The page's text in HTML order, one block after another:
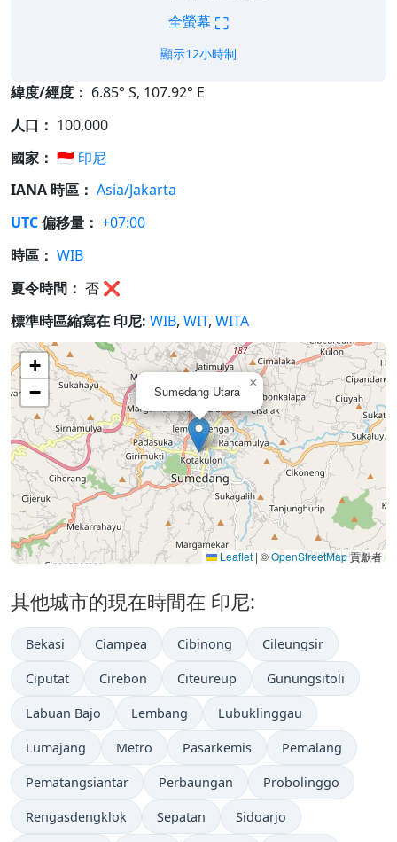
全螢幕 ⛶
顯示12小時制
緯度/經度： 6.85° S, 107.92° E
人口： 100,000
國家： 🇮🇩 印尼
IANA 時區： Asia/Jakarta
UTC偏移量： +07:00
時區： WIB
夏令時間： 否 ❌
標準時區縮寫在 印尼: WIB, WIT, WITA
Sumedang Utara
×
+
−
Leaflet | ©OpenStreetMap貢獻者
其他城市的現在時間在 印尼:
Bekasi Ciampea Cibinong Cileungsir
Ciputat Cirebon Citeureup Gunungsitoli
Labuan Bajo Lembang Lubuklinggau
Lumajang Metro Pasarkemis Pemalang
Pematangsiantar Perbaungan Probolinggo
Rengasdengklok Sepatan Sidoarjo